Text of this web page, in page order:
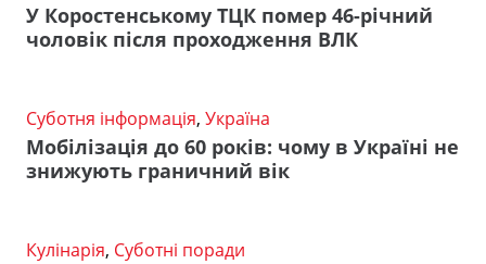
У Коростенському ТЦК помер 46-річний
чоловік після проходження ВЛК
Суботня інформація, Україна
Мобілізація до 60 років: чому в Україні не
знижують граничний вік
Кулінарія, Суботні поради